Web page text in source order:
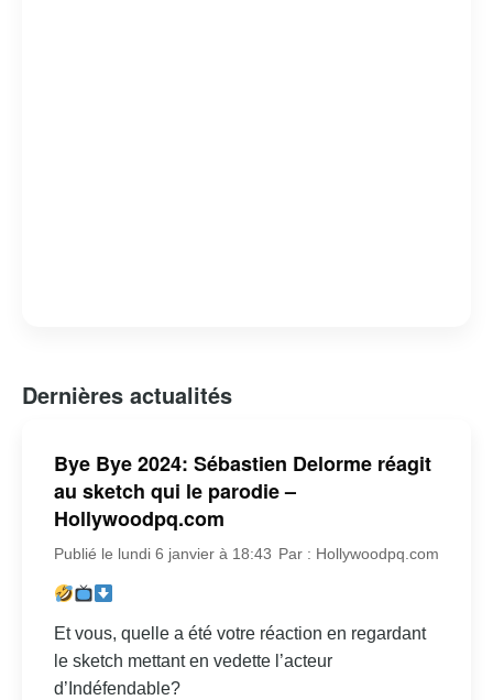
Dernières actualités
Bye Bye 2024: Sébastien Delorme réagit
au sketch qui le parodie –
Hollywoodpq.com
Publié le lundi 6 janvier à 18:43 Par : Hollywoodpq.com
Et vous, quelle a été votre réaction en regardant
le sketch mettant en vedette l’acteur
d’Indéfendable?